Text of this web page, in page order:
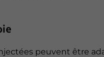
peuvent être